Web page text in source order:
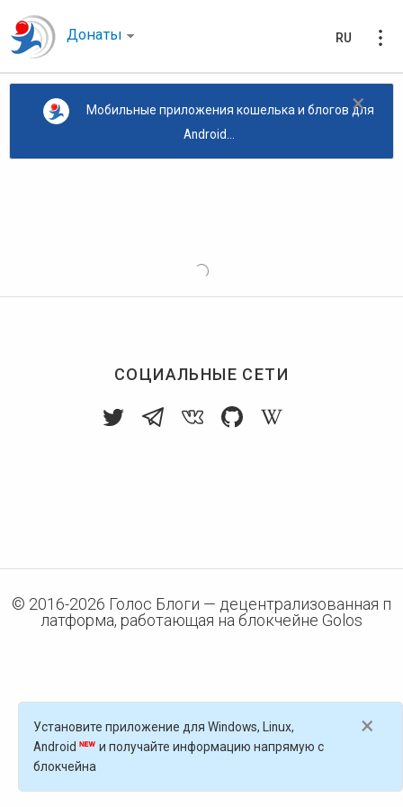
Донаты RU
×
Мобильные приложения кошелька и блогов для
Android...
СОЦИАЛЬНЫЕ СЕТИ
© 2016-2026 Голос Блоги — децентрализованная п
латформа, работающая на блокчейне Golos
×
Установите приложение для Windows, Linux,
Android
и получайте информацию напрямую с
блокчейна